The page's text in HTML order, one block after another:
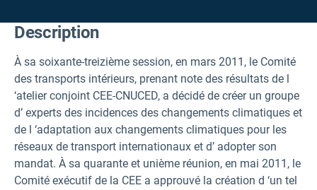
Description
À sa soixante-treizième session, en mars 2011, le Comité
des transports intérieurs, prenant note des résultats de l
‘atelier conjoint CEE-CNUCED, a décidé de créer un groupe
d’ experts des incidences des changements climatiques et
de l ‘adaptation aux changements climatiques pour les
réseaux de transport internationaux et d’ adopter son
mandat. À sa quarante et unième réunion, en mai 2011, le
Comité exécutif de la CEE a approuvé la création d ‘un tel